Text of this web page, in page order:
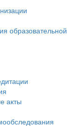
образовательной
акты